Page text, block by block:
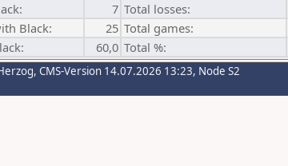
7 Total losses:
Black: 25 Total games:
60,0 Total %:
, CMS-Version 14.07.2026 13:23, Node S2